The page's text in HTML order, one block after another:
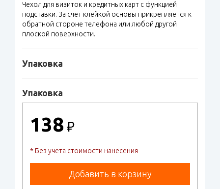
Чехол для визиток и кредитных карт с функцией
подставки. За счет клейкой основы прикрепляется к
обратной стороне телефона или любой другой
плоской поверхности.
Упаковка
Упаковка
138 ₽
* Без учета стоимости нанесения
Добавить в корзину